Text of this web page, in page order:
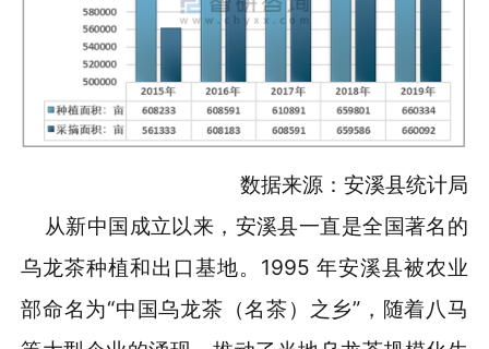
数据来源：安溪县统计局
从新中国成立以来，安溪县一直是全国著名的
乌龙茶种植和出口基地。1995 年安溪县被农业
部命名为“中国乌龙茶（名茶）之乡”，随着八马